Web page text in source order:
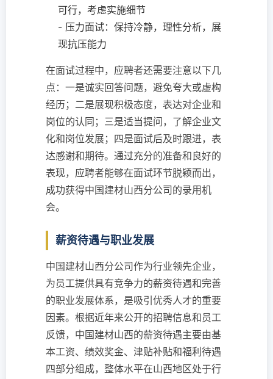
可行，考虑实施细节
- 压力面试：保持冷静，理性分析，展
现抗压能力
在面试过程中，应聘者还需要注意以下几
点：一是诚实回答问题，避免夸大或虚构
经历；二是展现积极态度，表达对企业和
岗位的认同；三是适当提问，了解企业文
化和岗位发展；四是面试后及时跟进，表
达感谢和期待。通过充分的准备和良好的
表现，应聘者能够在面试环节脱颖而出，
成功获得中国建材山西分公司的录用机
会。
薪资待遇与职业发展
中国建材山西分公司作为行业领先企业，
为员工提供具有竞争力的薪资待遇和完善
的职业发展体系，是吸引优秀人才的重要
因素。根据近年来公开的招聘信息和员工
反馈，中国建材山西的薪资待遇主要由基
本工资、绩效奖金、津贴补贴和福利待遇
四部分组成，整体水平在山西地区处于行